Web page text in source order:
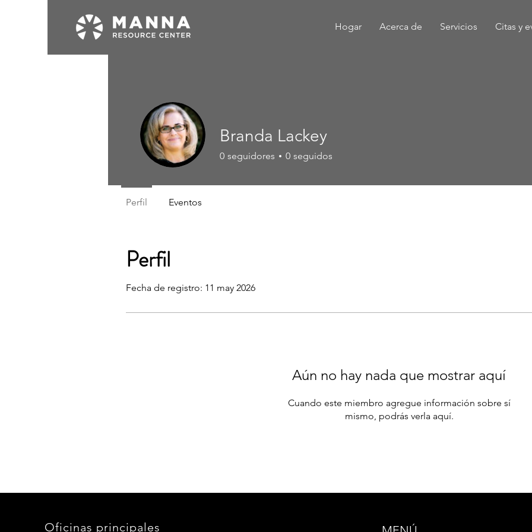
Hogar Acerca de Servicios Citas y
Perfil
Fecha de registro: 11 may 2026
Aún no hay nada que mostrar aquí
Cuando este miembro agregue información sobre sí
mismo, podrás verla aquí.
Branda Lackey
0 seguidores 0 seguidos
Perfil Eventos
Oficinas principales